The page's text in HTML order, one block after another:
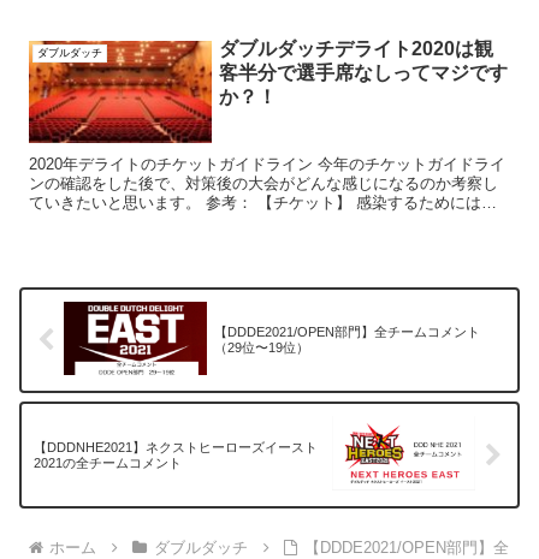
ダブルダッチ
ダブルダッチデライト2020は観
客半分で選手席なしってマジです
か？！
2020年デライトのチケットガイドライン 今年のチケットガイドライ
ンの確認をした後で、対策後の大会がどんな感じになるのか考察し
ていきたいと思います。 参考： 【チケット】 感染するためにはチ
【DDDE2021/OPEN部門】全チームコメント
（29位〜19位）
【DDDNHE2021】ネクストヒーローズイースト
2021の全チームコメント
ホーム ダブルダッチ
【DDDE2021/OPEN部門】全